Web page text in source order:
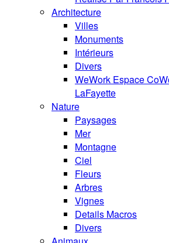
Architecture
Villes
Monuments
Intérieurs
Divers
WeWork Espace
LaFayette
Nature
Paysages
Mer
Montagne
Ciel
Fleurs
Arbres
Vignes
Details Macros
Divers